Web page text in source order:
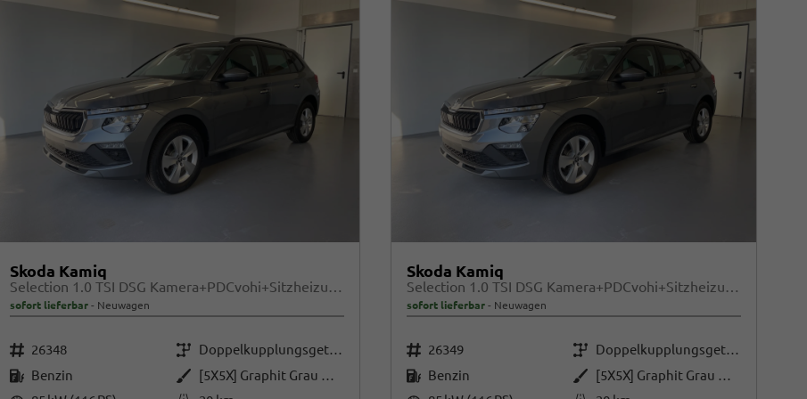
Skoda Kamiq
Selection 1.0 TSI DSG Kamera+PDCvohi+Sitzheizung+AppConnect+Sunset+Alu16
sofort lieferbar Neuwagen
Fahrzeugnr. 26348 Getriebe
Doppelkupplungsgetriebe (DSG)
Kraftstoff Benzin Außenfarbe
[5X5X] Graphit Grau Metallic
Skoda Kamiq
Selection 1.0 TSI DSG Kamera+PDCvohi+Sitzheizung+AppConnect+Sunset+Alu16
sofort lieferbar Neuwagen
Fahrzeugnr. 26349 Getriebe
Doppelkupplungsgetriebe (DSG)
Kraftstoff Benzin Außenfarbe
[5X5X] Graphit Grau Metallic